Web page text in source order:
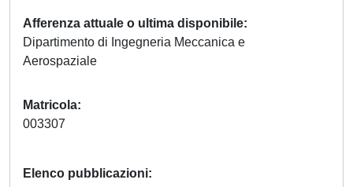
Afferenza attuale o ultima disponibile
Dipartimento di Ingegneria Meccanica e
Aerospaziale
Matricola
003307
Elenco pubblicazioni